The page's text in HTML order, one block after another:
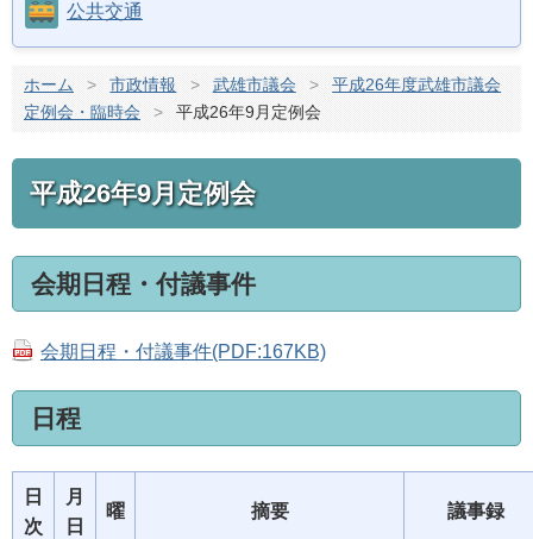
公共交通
ホーム > 市政情報 > 武雄市議会 >
平成26年度武雄市議会
定例会・臨時会
> 平成26年9月定例会
平成26年9月定例会
会期日程・付議事件
会期日程・付議事件(PDF:167KB)
日程
日
次
月
日
曜 摘要 議事録